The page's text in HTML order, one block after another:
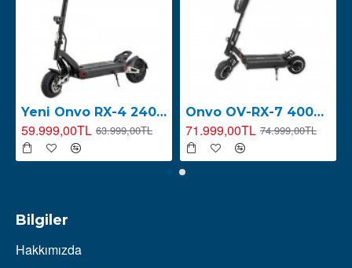
Yeni Onvo RX-4 2400W E-Scooter ( 2026 YENİ SERİ )
59.999,00TL 63.999,00TL
Onvo OV-RX-7 4000W Elektrikli Scooter ( 2026 YENİ SERİ LED EKRAN )
71.999,00TL 74.999,00TL
Bilgiler
Hakkımızda